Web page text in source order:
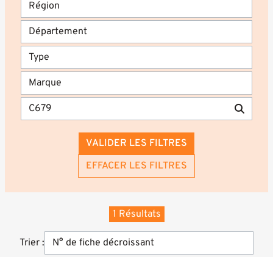
VALIDER LES FILTRES
EFFACER LES FILTRES
Trier :
1 Résultats